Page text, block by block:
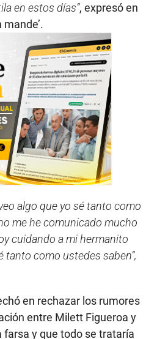
en estos días”, expresó en
algo que yo sé tanto como
me he comunicado mucho
cuidando a mi hermanito
tanto como ustedes saben”,
en rechazar los rumores
entre Milett Figueroa y
farsa y que todo se trataría